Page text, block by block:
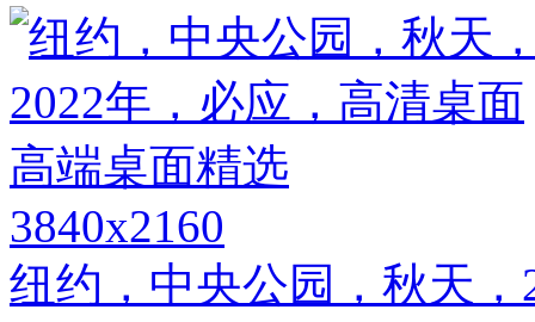
3840x2160
纽约，中央公园，秋天